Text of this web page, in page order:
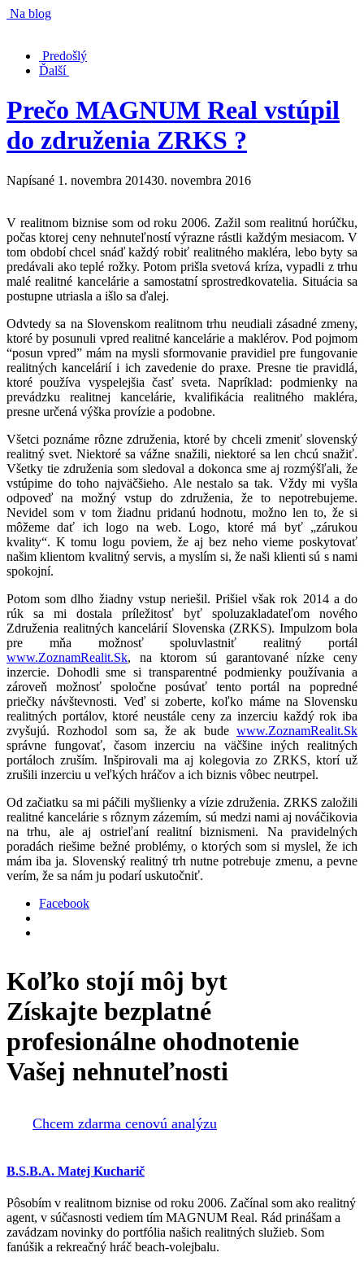
Na blog
Predošlý
Ďalší
Prečo MAGNUM Real vstúpil
do združenia ZRKS ?
Napísané 1. novembra 201430. novembra 2016
V realitnom biznise som od roku 2006. Zažil som realitnú horúčku,
počas ktorej ceny nehnuteľností výrazne rástli každým mesiacom. V
tom období chcel snáď každý robiť realitného makléra, lebo byty sa
predávali ako teplé rožky. Potom prišla svetová kríza, vypadli z trhu
malé realitné kancelárie a samostatní sprostredkovatelia. Situácia sa
postupne utriasla a išlo sa ďalej.
Odvtedy sa na Slovenskom realitnom trhu neudiali zásadné zmeny,
ktoré by posunuli vpred realitné kancelárie a maklérov. Pod pojmom
“posun vpred” mám na mysli sformovanie pravidiel pre fungovanie
realitných kancelárií i ich zavedenie do praxe. Presne tie pravidlá,
ktoré používa vyspelejšia časť sveta. Napríklad: podmienky na
prevádzku realitnej kancelárie, kvalifikácia realitného makléra,
presne určená výška provízie a podobne.
Všetci poznáme rôzne združenia, ktoré by chceli zmeniť slovenský
realitný svet. Niektoré sa vážne snažili, niektoré sa len chcú snažiť.
Všetky tie združenia som sledoval a dokonca sme aj rozmýšľali, že
vstúpime do toho najväčšieho. Ale nestalo sa tak. Vždy mi vyšla
odpoveď na možný vstup do združenia, že to nepotrebujeme.
Nevidel som v tom žiadnu pridanú hodnotu, možno len to, že si
môžeme dať ich logo na web. Logo, ktoré má byť „zárukou
kvality“. K tomu logu poviem, že aj bez neho vieme poskytovať
našim klientom kvalitný servis, a myslím si, že naši klienti sú s nami
spokojní.
Potom som dlho žiadny vstup neriešil. Prišiel však rok 2014 a do
rúk sa mi dostala príležitosť byť spoluzakladateľom nového
Združenia realitných kancelárií Slovenska (ZRKS). Impulzom bola
pre mňa možnosť spoluvlastniť realitný portál
www.ZoznamRealit.Sk, na ktorom sú garantované nízke ceny
inzercie. Dohodli sme si transparentné podmienky používania a
zároveň možnosť spoločne posúvať tento portál na popredné
priečky návštevnosti. Veď si zoberte, koľko máme na Slovensku
realitných portálov, ktoré neustále ceny za inzerciu každý rok iba
zvyšujú. Rozhodol som sa, že ak bude www.ZoznamRealit.Sk
správne fungovať, časom inzerciu na väčšine iných realitných
portáloch zruším. Inšpirovali ma aj kolegovia zo ZRKS, ktorí už
zrušili inzerciu u veľkých hráčov a ich biznis vôbec neutrpel.
Od začiatku sa mi páčili myšlienky a vízie združenia. ZRKS založili
realitné kancelárie s rôznym zázemím, sú medzi nami aj nováčikovia
na trhu, ale aj ostrieľaní realitní biznismeni. Na pravidelných
poradách riešime bežné problémy, o ktorých som si myslel, že ich
mám iba ja. Slovenský realitný trh nutne potrebuje zmenu, a pevne
verím, že sa nám ju podarí uskutočniť.
Facebook
Koľko stojí môj byt
Získajte bezplatné
profesionálne ohodnotenie
Vašej nehnuteľnosti
Chcem zdarma cenovú analýzu
B.S.B.A. Matej Kucharič
Pôsobím v realitnom biznise od roku 2006. Začínal som ako realitný
agent, v súčasnosti vediem tím MAGNUM Real. Rád prinášam a
zavádzam novinky do portfólia našich realitných služieb. Som
fanúšik a rekreačný hráč beach-volejbalu.